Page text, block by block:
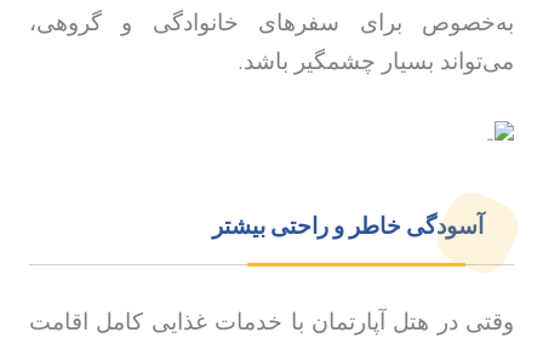
به‌خصوص برای سفرهای خانوادگی و گروهی،
می‌تواند بسیار چشمگیر باشد.
آسودگی خاطر و راحتی بیشتر
وقتی در هتل آپارتمان با خدمات غذایی کامل اقامت